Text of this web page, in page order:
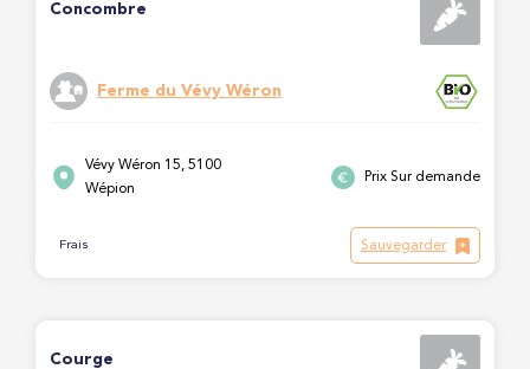
Concombre
Ferme du Vévy Wéron
Vévy Wéron 15, 5100
Wépion
Prix Sur demande
Frais Sauvegarder
Courge